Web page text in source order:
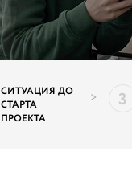
СИТУАЦИЯ ДО
СТАРТА
ПРОЕКТА
> 3